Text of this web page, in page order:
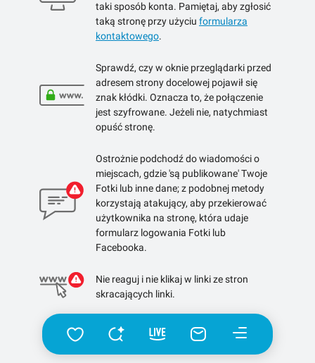
taki sposób konta. Pamiętaj, aby zgłosić
taką stronę przy użyciu formularza
kontaktowego.
Sprawdź, czy w oknie przeglądarki przed
adresem strony docelowej pojawił się
znak kłódki. Oznacza to, że połączenie
jest szyfrowane. Jeżeli nie, natychmiast
opuść stronę.
Ostrożnie podchodź do wiadomości o
miejscach, gdzie 'są publikowane' Twoje
Fotki lub inne dane; z podobnej metody
korzystają atakujący, aby przekierować
użytkownika na stronę, która udaje
formularz logowania Fotki lub
Facebooka.
Nie reaguj i nie klikaj w linki ze stron
skracających linki.